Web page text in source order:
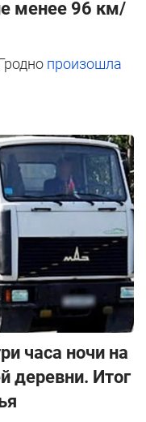
менее 96 км/
произошла
часа ночи на
деревни. Итог